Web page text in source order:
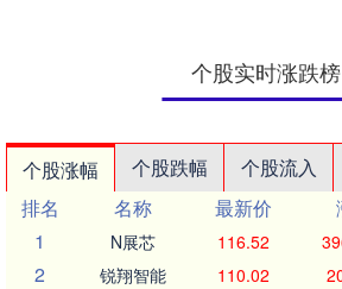
个股实时涨跌榜
个股涨幅 个股跌幅 个股流入
排名
名称 最新价
1
N展芯 116.52
2 锐翔智能 110.02